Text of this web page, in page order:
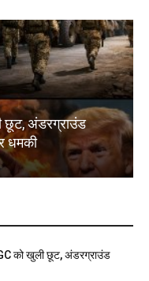
छूट, अंडरग्राउंड
धमकी
को खुली छूट, अंडरग्राउंड